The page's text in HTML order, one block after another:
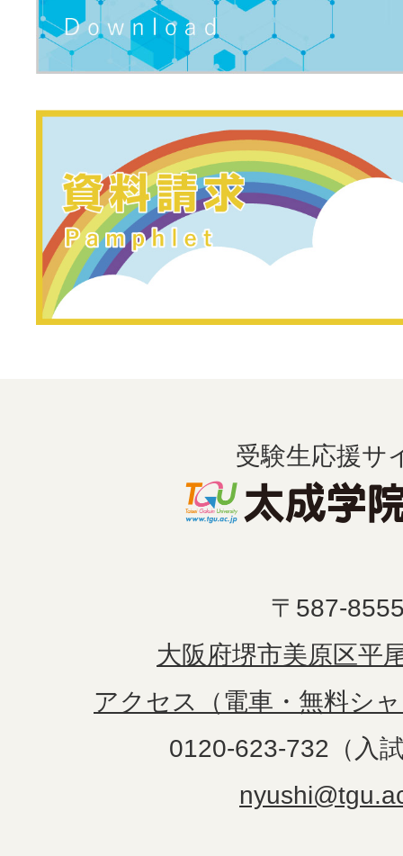
受験生応援サ
〒587-
大阪府堺市美原区平
アクセス（電車・無料シ
0120-623-732（入